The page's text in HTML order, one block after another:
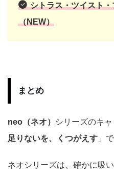
シトラス・ツイスト
（NEW）
まとめ
neo（ネオ） シリーズのキ
足りないを、くつがえす 」
ネオシリーズは、確かに吸